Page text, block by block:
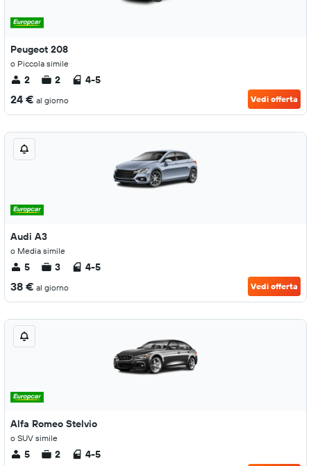
Peugeot 208
o Piccola simile
2 2 4-5
24 € al giorno Vedi offerta
Audi A3
o Media simile
5 3 4-5
38 € al giorno Vedi offerta
Alfa Romeo Stelvio
o SUV simile
5 2 4-5